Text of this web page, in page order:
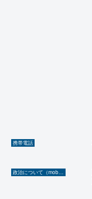
携帯電話
政治について（mobilerA8より）